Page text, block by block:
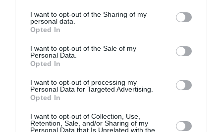
I want to opt-out of the Sharing of my
personal data.
Opted In
I want to opt-out of the Sale of my
Personal Data.
Opted In
I want to opt-out of processing my
Personal Data for Targeted Advertising.
Opted In
I want to opt-out of Collection, Use,
Retention, Sale, and/or Sharing of my
Personal Data that Is Unrelated with the
Ακολουθήστε το Culturenow.gr